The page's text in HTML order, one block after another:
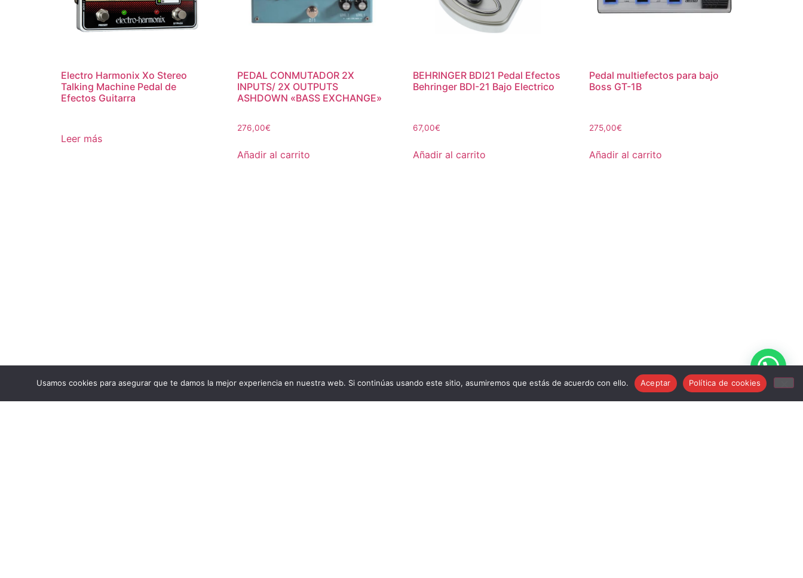
Electro Harmonix Xo Stereo
Talking Machine Pedal de
Efectos Guitarra
Leer más
PEDAL CONMUTADOR 2X
INPUTS/ 2X OUTPUTS
ASHDOWN «BASS EXCHANGE»
276,00€
Añadir al carrito
BEHRINGER BDI21 Pedal Efectos
Behringer BDI-21 Bajo Electrico
67,00€
Añadir al carrito
Pedal multiefectos para bajo
Boss GT-1B
275,00€
Añadir al carrito
Aviso Legal
info@musicstroker.com
Usamos cookies para asegurar que te damos la mejor experiencia en nuestra web. Si continúas usando este sitio, asumiremos que estás de acuerdo con ello. Aceptar Política de cookies